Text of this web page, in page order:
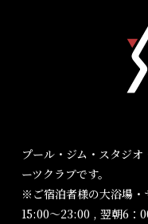
プール・ジム・スタジ
ーツクラブです。
※ご宿泊者様の大浴場・
15:00～23:00 , 翌朝6：